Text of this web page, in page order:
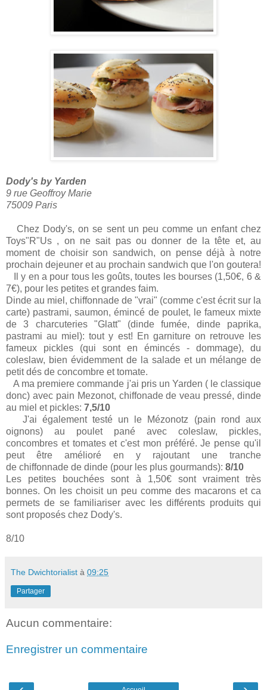
Dody's by Yarden
9 rue Geoffroy Marie
75009 Paris
Chez Dody's, on se sent un peu comme un enfant chez
Toys"R"Us , on ne sait pas ou donner de la tête et, au
moment de choisir son sandwich, on pense déjà à notre
prochain dejeuner et au prochain sandwich que l'on goutera!
Il y en a pour tous les goûts, toutes les bourses (1,50€, 6 &
7€), pour les petites et grandes faim.
Dinde au miel, chiffonnade de "vrai" (comme c'est écrit sur la
carte) pastrami, saumon, émincé de poulet, le fameux mixte
de 3 charcuteries "Glatt" (dinde fumée, dinde paprika,
pastrami au miel): tout y est! En garniture on retrouve les
fameux pickles (qui sont en émincés - dommage), du
coleslaw, bien évidemment de la salade et un mélange de
petit dés de concombre et tomate.
A ma premiere commande j'ai pris un Yarden ( le classique
donc) avec pain Mezonot, chiffonade de veau pressé, dinde
au miel et pickles: 7,5/10
J'ai également testé un le Mézonotz (pain rond aux
oignons) au poulet pané avec coleslaw, pickles,
concombres et tomates et c'est mon préféré. Je pense qu'il
peut être amélioré en y rajoutant une tranche
de chiffonnade de dinde (pour les plus gourmands): 8/10
Les petites bouchées sont à 1,50€ sont vraiment très
bonnes. On les choisit un peu comme des macarons et ca
permets de se familiariser avec les différents produits qui
sont proposés chez Dody's.
8/10
The Dwichtorialist à 09:25
Partager
Aucun commentaire:
Enregistrer un commentaire